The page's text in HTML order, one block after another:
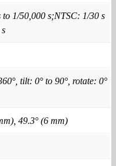
to 1/50,000 s;NTSC: 1/30 s
tilt: 0° to 90°, rotate: 0°
49.3° (6 mm)